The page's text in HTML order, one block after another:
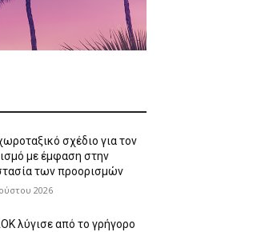
σχέδιο για τον
με έμφαση στην
των προορισμών
2026
λύγισε από το γρήγορο